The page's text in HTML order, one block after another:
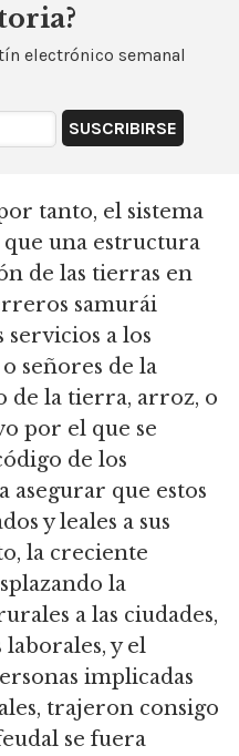
electrónico semanal
tanto, el sistema
que una estructura
de las tierras en
samurái
servicios a los
señores de la
de la tierra, arroz, o
por el que se
de los
asegurar que estos
y leales a sus
la creciente
la
a las ciudades,
y el
implicadas
trajeron consigo
se fuera